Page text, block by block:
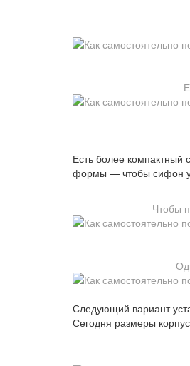
Есть более компактный
формы — чтобы сифон
Чтобы
Следующий вариант
Сегодня размеры